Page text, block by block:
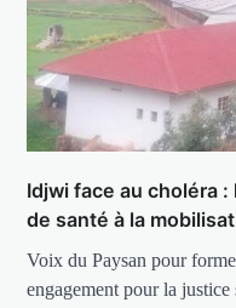
Idjwi face au choléra
de santé à la
Voix du Paysan pour
engagement pour la